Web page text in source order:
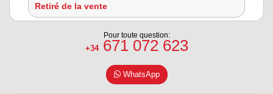
Retiré de la vente
Pour toute question:
+34671 072 623
WhatsApp